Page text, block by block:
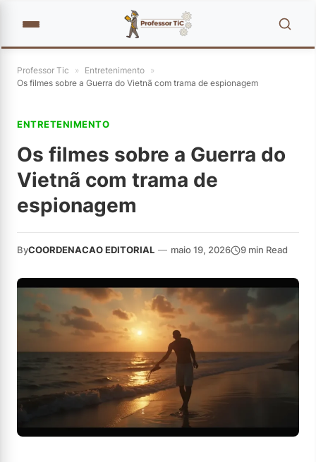
Professor Tic » Entretenimento »
Os filmes sobre a Guerra do Vietnã com trama de espionagem
ENTRETENIMENTO
Os filmes sobre a Guerra do
Vietnã com trama de
espionagem
ByCOORDENACAO EDITORIAL — maio 19, 2026 9 min Read